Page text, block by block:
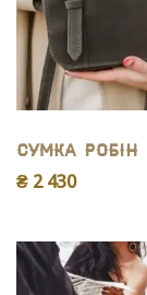
Сумка Робiн
₴ 2 430